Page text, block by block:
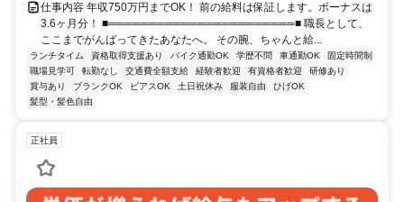
仕事内容 年収750万円までOK！ 前の給料は保証します。ボーナスは
3.6ヶ月分！ ■═══════════════════════■ 職長として、
ここまでがんばってきたあなたへ。 その腕、ちゃんと給...
ランチタイム 資格取得支援あり バイク通勤OK 学歴不問 車通勤OK
固定時間制
職場見学可
転勤なし 交通費全額支給 経験者歓迎 有資格者歓迎
研修あり
賞与あり
ブランクOK ピアスOK 土日祝休み 服装自由
ひげOK
髪型・髪色自由
正社員